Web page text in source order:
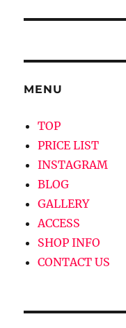
ビ
ョ
ン
MENU
TOP
PRICE LIST
INSTAGRAM
BLOG
GALLERY
ACCESS
SHOP INFO
CONTACT US